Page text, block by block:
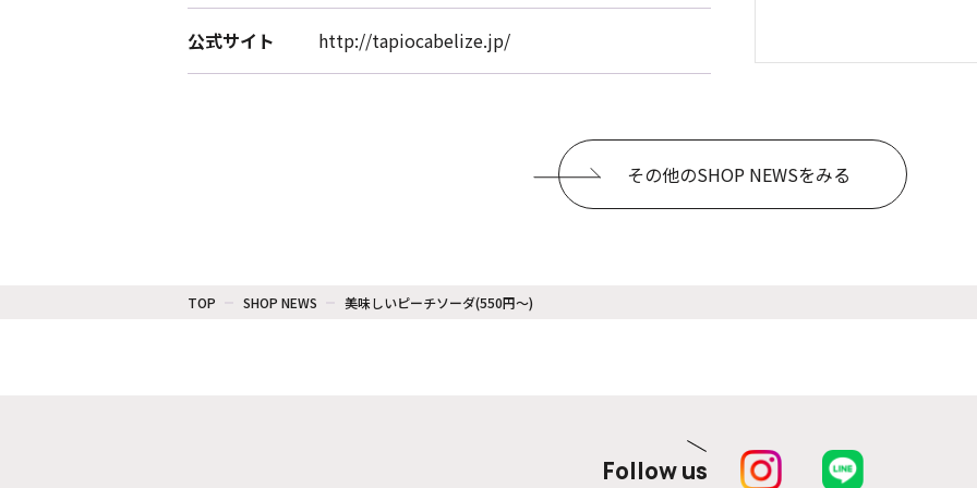
公式サイト http://tapiocabelize.jp/
その他のSHOP NEWSをみる
TOP SHOP NEWS 美味しいピーチソーダ(550円〜)
Follow us